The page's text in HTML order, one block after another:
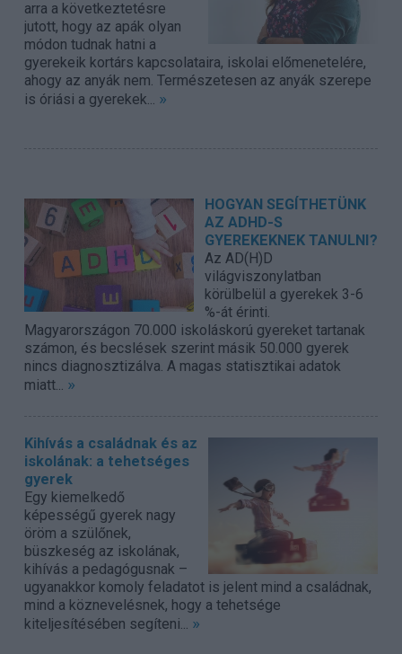
arra a következtetésre
jutott, hogy az apák olyan
módon tudnak hatni a
gyerekeik kortárs kapcsolataira, iskolai előmenetelére,
ahogy az anyák nem. Természetesen az anyák szerepe
is óriási a gyerekek... »
HOGYAN SEGÍTHETÜNK
AZ ADHD-S
GYEREKEKNEK TANULNI?
Az AD(H)D
világviszonylatban
körülbelül a gyerekek 3-6
%-át érinti.
Magyarországon 70.000 iskoláskorú gyereket tartanak
számon, és becslések szerint másik 50.000 gyerek
nincs diagnosztizálva. A magas statisztikai adatok
miatt... »
Kihívás a családnak és az
iskolának: a tehetséges
gyerek
Egy kiemelkedő
képességű gyerek nagy
öröm a szülőnek,
büszkeség az iskolának,
kihívás a pedagógusnak –
ugyanakkor komoly feladatot is jelent mind a családnak,
mind a köznevelésnek, hogy a tehetsége
kiteljesítésében segíteni... »